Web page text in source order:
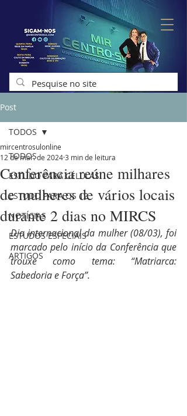
Post
TODOS
ESTUDO PARA CÉLULAS
ESTUDO PARA OS 12
NOTÍCIAS
ESTUDOS ESPECIAIS
ARTIGOS
TODOS
Conferência reúne milhares
de mulheres de vários locais
durante 2 dias no MIRCS
mircentrosulonline
12 de mar. de 20243 min de leitura
Dia internacional da mulher (08/03), foi
marcado pelo início da Conferência que
trouxe como tema: “Matriarca:
Sabedoria e Força”.